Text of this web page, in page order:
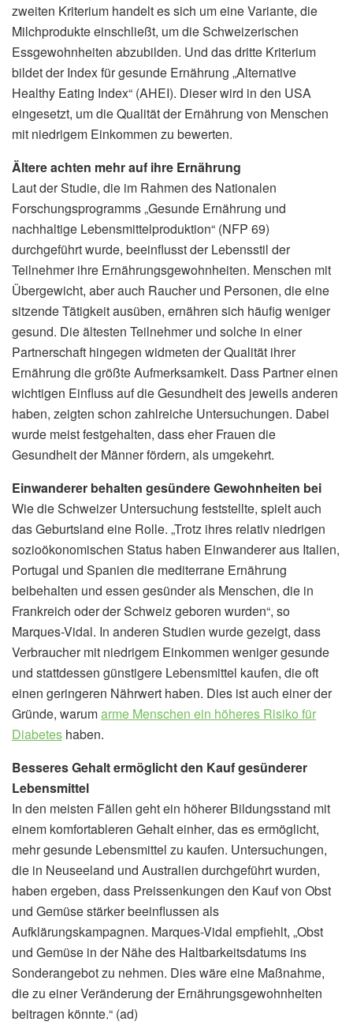
zweiten Kriterium handelt es sich um eine Variante, die
Milchprodukte einschließt, um die Schweizerischen
Essgewohnheiten abzubilden. Und das dritte Kriterium
bildet der Index für gesunde Ernährung „Alternative
Healthy Eating Index“ (AHEI). Dieser wird in den USA
eingesetzt, um die Qualität der Ernährung von Menschen
mit niedrigem Einkommen zu bewerten.
Ältere achten mehr auf ihre Ernährung
Laut der Studie, die im Rahmen des Nationalen
Forschungsprogramms „Gesunde Ernährung und
nachhaltige Lebensmittelproduktion“ (NFP 69)
durchgeführt wurde, beeinflusst der Lebensstil der
Teilnehmer ihre Ernährungsgewohnheiten. Menschen mit
Übergewicht, aber auch Raucher und Personen, die eine
sitzende Tätigkeit ausüben, ernähren sich häufig weniger
gesund. Die ältesten Teilnehmer und solche in einer
Partnerschaft hingegen widmeten der Qualität ihrer
Ernährung die größte Aufmerksamkeit. Dass Partner einen
wichtigen Einfluss auf die Gesundheit des jeweils anderen
haben, zeigten schon zahlreiche Untersuchungen. Dabei
wurde meist festgehalten, dass eher Frauen die
Gesundheit der Männer fördern, als umgekehrt.
Einwanderer behalten gesündere Gewohnheiten bei
Wie die Schweizer Untersuchung feststellte, spielt auch
das Geburtsland eine Rolle. „Trotz ihres relativ niedrigen
sozioökonomischen Status haben Einwanderer aus Italien,
Portugal und Spanien die mediterrane Ernährung
beibehalten und essen gesünder als Menschen, die in
Frankreich oder der Schweiz geboren wurden“, so
Marques-Vidal. In anderen Studien wurde gezeigt, dass
Verbraucher mit niedrigem Einkommen weniger gesunde
und stattdessen günstigere Lebensmittel kaufen, die oft
einen geringeren Nährwert haben. Dies ist auch einer der
Gründe, warumarme Menschen ein höheres Risiko für
Diabetes haben.
Besseres Gehalt ermöglicht den Kauf gesünderer
Lebensmittel
In den meisten Fällen geht ein höherer Bildungsstand mit
einem komfortableren Gehalt einher, das es ermöglicht,
mehr gesunde Lebensmittel zu kaufen. Untersuchungen,
die in Neuseeland und Australien durchgeführt wurden,
haben ergeben, dass Preissenkungen den Kauf von Obst
und Gemüse stärker beeinflussen als
Aufklärungskampagnen. Marques-Vidal empfiehlt, „Obst
und Gemüse in der Nähe des Haltbarkeitsdatums ins
Sonderangebot zu nehmen. Dies wäre eine Maßnahme,
die zu einer Veränderung der Ernährungsgewohnheiten
beitragen könnte.“ (ad)